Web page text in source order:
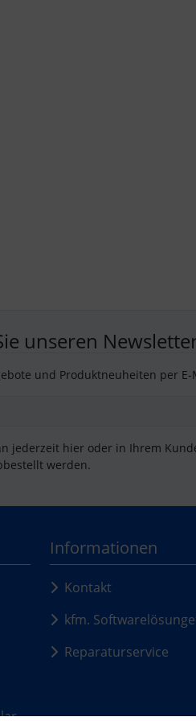
unseren
und Produktneuheiten per E-
jederzeit hier oder in Ihrem
werden.
Informationen
Kontakt
kfm.
Reparaturservice